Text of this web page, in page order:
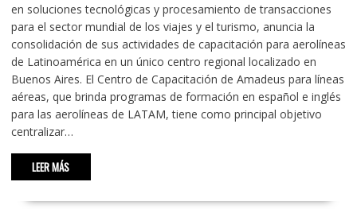
en soluciones tecnológicas y procesamiento de transacciones
para el sector mundial de los viajes y el turismo, anuncia la
consolidación de sus actividades de capacitación para aerolíneas
de Latinoamérica en un único centro regional localizado en
Buenos Aires. El Centro de Capacitación de Amadeus para líneas
aéreas, que brinda programas de formación en español e inglés
para las aerolíneas de LATAM, tiene como principal objetivo
centralizar…
LEER MÁS